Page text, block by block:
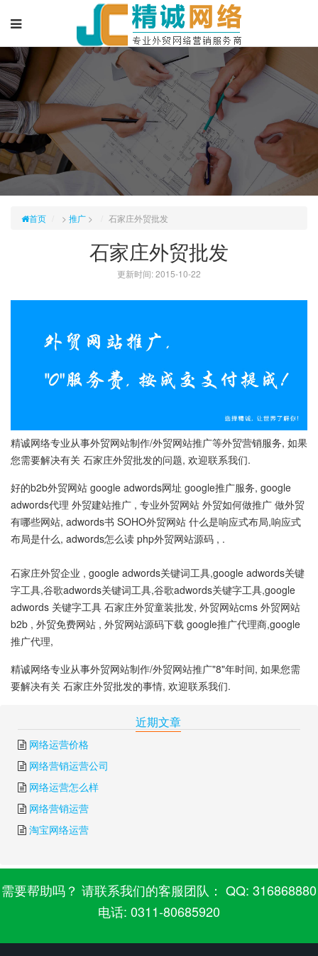
首页 > 推广 > 石家庄外贸批发
石家庄外贸批发
更新时间: 2015-10-22
精诚网络专业从事外贸网站制作/外贸网站推广等外贸营销服务, 如果
您需要解决有关 石家庄外贸批发的问题, 欢迎联系我们.
好的b2b外贸网站 google adwords网址 google推广服务, google
adwords代理 外贸建站推广 , 专业外贸网站 外贸如何做推广 做外贸
有哪些网站, adwords书 SOHO外贸网站 什么是响应式布局,响应式
布局是什么, adwords怎么读 php外贸网站源码 , .
石家庄外贸企业 , google adwords关键词工具,google adwords关键
字工具,谷歌adwords关键词工具,谷歌adwords关键字工具,google
adwords 关键字工具 石家庄外贸童装批发, 外贸网站cms 外贸网站
b2b , 外贸免费网站 , 外贸网站源码下载 google推广代理商,google
推广代理,
精诚网络专业从事外贸网站制作/外贸网站推广"8"年时间, 如果您需
要解决有关 石家庄外贸批发的事情, 欢迎联系我们.
近期文章
网络运营价格
网络营销运营公司
网络运营怎么样
网络营销运营
淘宝网络运营
需要帮助吗？ 请联系我们的客服团队： QQ: 316868880
电话: 0311-80685920